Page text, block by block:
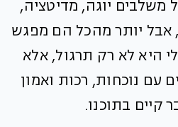
משלבים יוגה, מדיטציה,
אבל יותר מהכל הם מפגש
היא לא רק תרגול, אלא
עם נוכחות, רכות ואמון
קיים בתוכנו.